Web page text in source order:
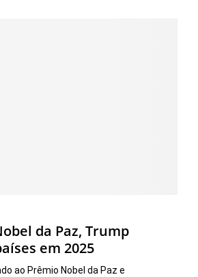
da Paz, Trump
em 2025
ao Prêmio Nobel da Paz e